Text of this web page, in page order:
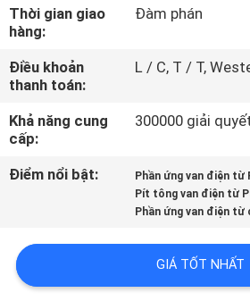
KIỂM
SOÁT
CHẤT
LƯỢNG
VỚI
CHÚNG
Thời gian giao
hàng:
Đàm phán
Điều khoản
thanh toán:
L / C, T / T,
Khả năng cung
cấp:
300000 giải
Điểm nổi bật: Phần ứng van điện từ
Pít tông van điện từ
Phần ứng van điện từ
GIÁ TỐT NHẤT